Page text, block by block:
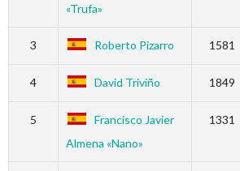
«Trufa»
3 Roberto Pizarro 1581
4 David Triviño 1849
5
Francisco Javier
Almena «Nano»
1331